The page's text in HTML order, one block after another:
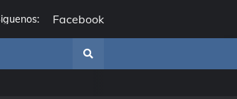
Facebook